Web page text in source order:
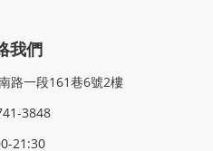
我們
路一段161巷6號2樓
3848
21:30